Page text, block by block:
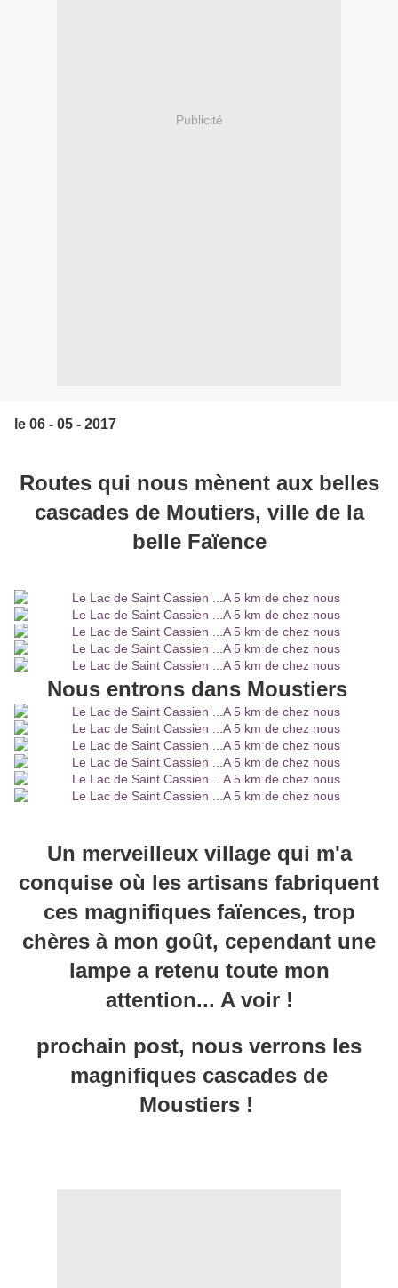
Publicité
le 06 - 05 - 2017
Routes qui nous mènent aux belles
cascades de Moutiers, ville de la
belle Faïence
Nous entrons dans Moustiers
Un merveilleux village qui m'a
conquise où les artisans fabriquent
ces magnifiques faïences, trop
chères à mon goût, cependant une
lampe a retenu toute mon
attention... A voir !
prochain post, nous verrons les
magnifiques cascades de
Moustiers!